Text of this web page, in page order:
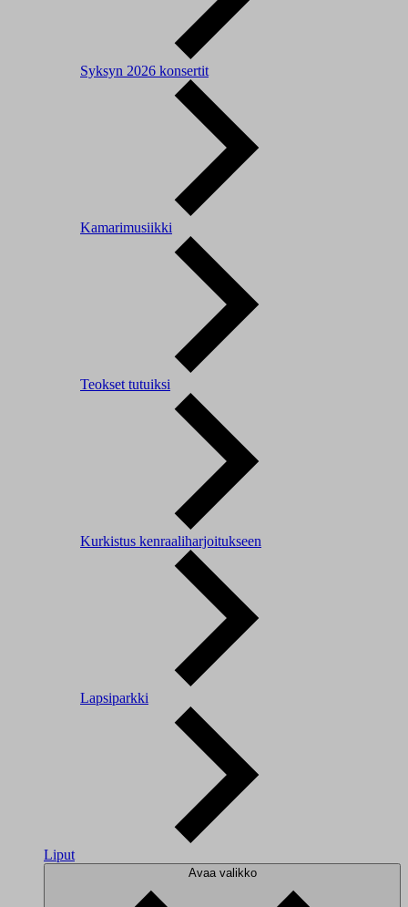
Syksyn 2026 konsertit
Kamarimusiikki
Teokset tutuiksi
Kurkistus kenraaliharjoitukseen
Lapsiparkki
Liput
Avaa valikko